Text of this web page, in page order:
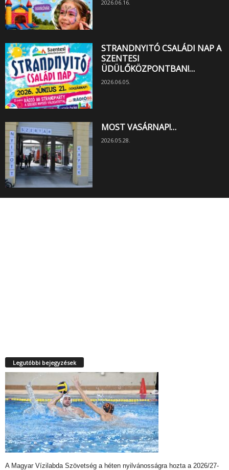
2026.06.16.
STRANDNYITÓ CSALÁDI NAP A
SZENTESI
ÜDÜLŐKÖZPONTBAN!…
2026.06.05.
MOST VASÁRNAP!…
2026.05.28.
Legutóbbi bejegyzések
A Magyar Vízilabda Szövetség a héten nyilvánosságra hozta a 2026/27-